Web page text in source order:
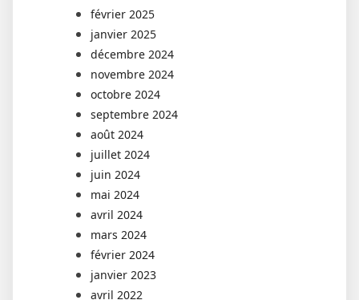
février 2025
janvier 2025
décembre 2024
novembre 2024
octobre 2024
septembre 2024
août 2024
juillet 2024
juin 2024
mai 2024
avril 2024
mars 2024
février 2024
janvier 2023
avril 2022